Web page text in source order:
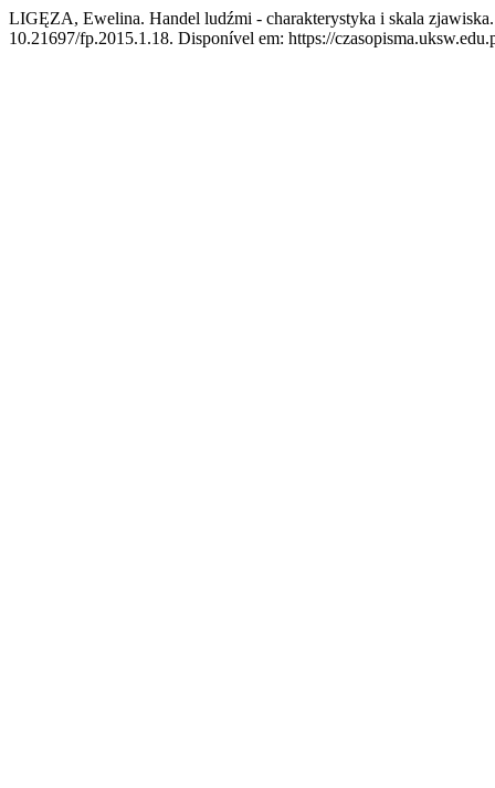
LIGĘZA, Ewelina. Handel ludźmi - charakterystyka i skala
10.21697/fp.2015.1.18. Disponível em: https://